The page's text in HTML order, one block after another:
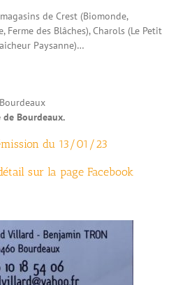
de Crest (Biomonde,
Ferme des Blâches), Charols (Le Petit
Paysanne)…
de Bourdeaux.
du 13/01/23
surla page Facebook